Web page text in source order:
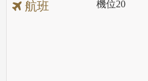
航班 機位20